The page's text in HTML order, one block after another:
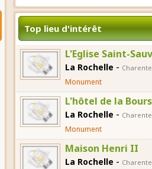
Top lieu d'intérêt
L'Eglise Saint-
La Rochelle -
Monument
L'hôtel de la
La Rochelle -
Monument
Maison Henri II
La Rochelle -